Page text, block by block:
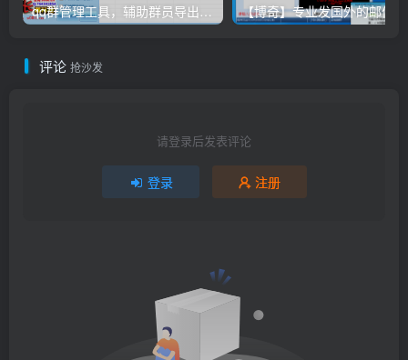
qq群管理工具，辅助群员导出工具(软件批量导出好帮手：QQ群成员一键提取，QQ群员提取【QQ群员提取】
评论 抢沙发
请登录后发表评论
登录 注册